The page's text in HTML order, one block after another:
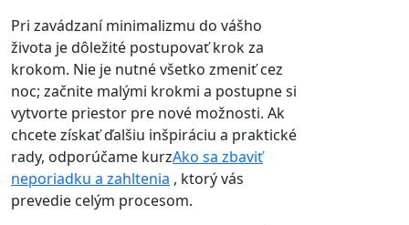
Pri zavádzaní minimalizmu do vášho
života je dôležité postupovať krok za
krokom. Nie je nutné všetko zmeniť cez
noc; začnite malými krokmi a postupne si
vytvorte priestor pre nové možnosti. Ak
chcete získať ďalšiu inšpiráciu a praktické
rady, odporúčame kurzAko sa zbaviť
neporiadku a zahltenia , ktorý vás
prevedie celým procesom.